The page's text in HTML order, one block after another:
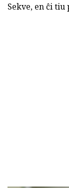
Sekve, en ĉi